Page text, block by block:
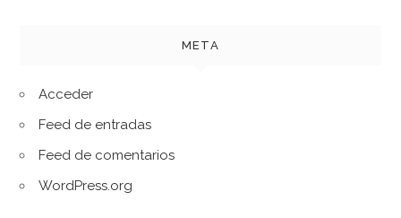
META
Acceder
Feed de entradas
Feed de comentarios
WordPress.org